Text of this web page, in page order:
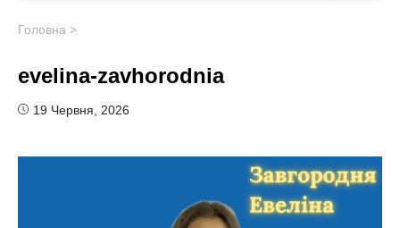
Головна >
evelina-zavhorodnia
19 Червня, 2026